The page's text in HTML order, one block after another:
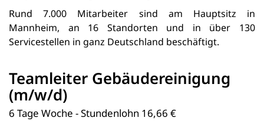
Teamleiter Gebäudereinigung
(m/w/d)
6 Tage Woche - Stundenlohn 16,66 €
Rund 7.000 Mitarbeiter sind am Hauptsitz in
Mannheim, an 16 Standorten und in über 130
Servicestellen in ganz Deutschland beschäftigt.